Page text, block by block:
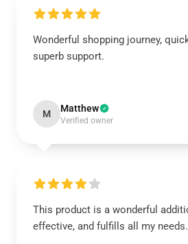
Wonderful shopping journey,
superb support.
M Matthew
Verified owner
This product is a wonderful
effective, and fulfills all my needs.